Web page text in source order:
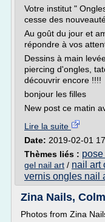
Votre institut "
cesse des
Au goût du jour et
répondre à vos
Dessins à main
piercing d'ongles,
découvrir encore !!!!
bonjour les filles
New post ce matin
Lire la suite
Date: 2019-02-01
Thèmes liés :
gel nail art / nail art
vernis ongles nail
Zina Nails,
Photos from Zina